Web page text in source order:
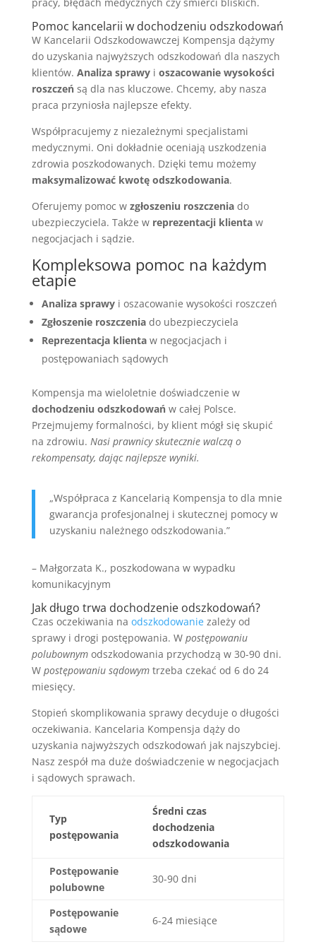
Pomoc kancelarii w dochodzeniu odszkodowań
W Kancelarii Odszkodowawczej Kompensja dążymy
do uzyskania najwyższych odszkodowań dla naszych
klientów. Analiza sprawyi oszacowanie wysokości
roszczeńsą dla nas kluczowe. Chcemy, aby nasza
praca przyniosła najlepsze efekty.
Współpracujemy z niezależnymi specjalistami
medycznymi. Oni dokładnie oceniają uszkodzenia
zdrowia poszkodowanych. Dzięki temu możemy
maksymalizować kwotę odszkodowania.
Oferujemy pomoc w zgłoszeniu roszczeniado
ubezpieczyciela. Także w reprezentacji klientaw
negocjacjach i sądzie.
Kompleksowa pomoc na każdym
etapie
Analiza sprawyi oszacowanie wysokości roszczeń
Zgłoszenie roszczeniado ubezpieczyciela
Reprezentacja klientaw negocjacjach i
postępowaniach sądowych
Kompensja ma wieloletnie doświadczenie w
dochodzeniu odszkodowańw całej Polsce.
Przejmujemy formalności, by klient mógł się skupić
na zdrowiu. Nasi prawnicy skutecznie walczą o
rekompensaty, dając najlepsze wyniki.
„Współpraca z Kancelarią Kompensja to dla mnie
gwarancja profesjonalnej i skutecznej pomocy w
uzyskaniu należnego odszkodowania.”
– Małgorzata K., poszkodowana w wypadku
komunikacyjnym
Jak długo trwa dochodzenie odszkodowań?
Czas oczekiwania na odszkodowaniezależy od
sprawy i drogi postępowania. W postępowaniu
polubownymodszkodowania przychodzą w 30-90 dni.
W postępowaniu sądowymtrzeba czekać od 6 do 24
miesięcy.
Stopień skomplikowania sprawy decyduje o długości
oczekiwania. Kancelaria Kompensja dąży do
uzyskania najwyższych odszkodowań jak najszybciej.
Nasz zespół ma duże doświadczenie w negocjacjach
i sądowych sprawach.
Typ
postępowania
Średni czas
dochodzenia
odszkodowania
Postępowanie
polubowne
30-90 dni
Postępowanie
sądowe
6-24 miesiące